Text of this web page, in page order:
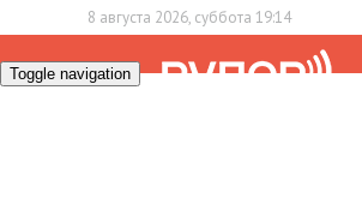
8 августа 2026, суббота 19:14
Toggle navigation